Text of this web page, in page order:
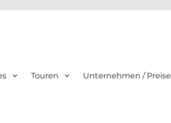
Touren Unternehmen / Preise